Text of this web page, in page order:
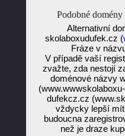
Podobné
Alternativní
skolaboxudufek.cz (
Fráze v
V případě vaší
zvažte, zda nestojí
doménové názvy
dufekcz.cz
vždycky lepší
budoucna
než je draze